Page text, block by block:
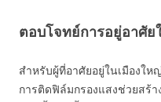
ตอบโจทย์การอยู่อาศัย
สำหรับผู้ที่อาศัยอยู่ในเมืองใ
การติดฟิล์มกรองแสงช่วยสร้